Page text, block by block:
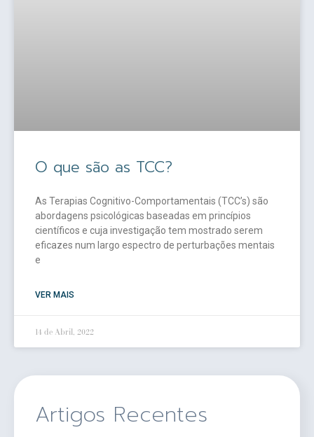
O que são as TCC?
As Terapias Cognitivo-Comportamentais (TCC’s) são
abordagens psicológicas baseadas em princípios
científicos e cuja investigação tem mostrado serem
eficazes num largo espectro de perturbações mentais
e
VER MAIS
14 de Abril, 2022
Artigos Recentes